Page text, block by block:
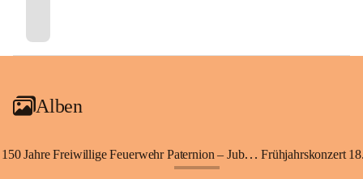
Alben
150 Jahre Freiwillige Feuerwehr Paternion – Jubiläumsfest Frühjahrskonzert